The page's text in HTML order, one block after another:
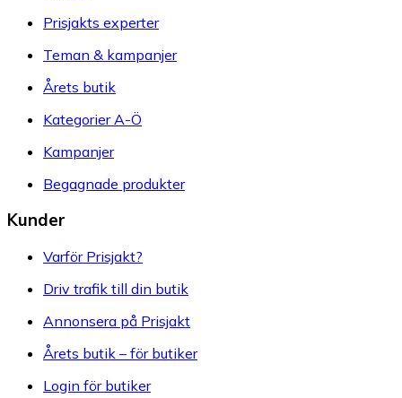
Prisjakts experter
Teman & kampanjer
Årets butik
Kategorier A-Ö
Kampanjer
Begagnade produkter
Kunder
Varför Prisjakt?
Driv trafik till din butik
Annonsera på Prisjakt
Årets butik – för butiker
Login för butiker